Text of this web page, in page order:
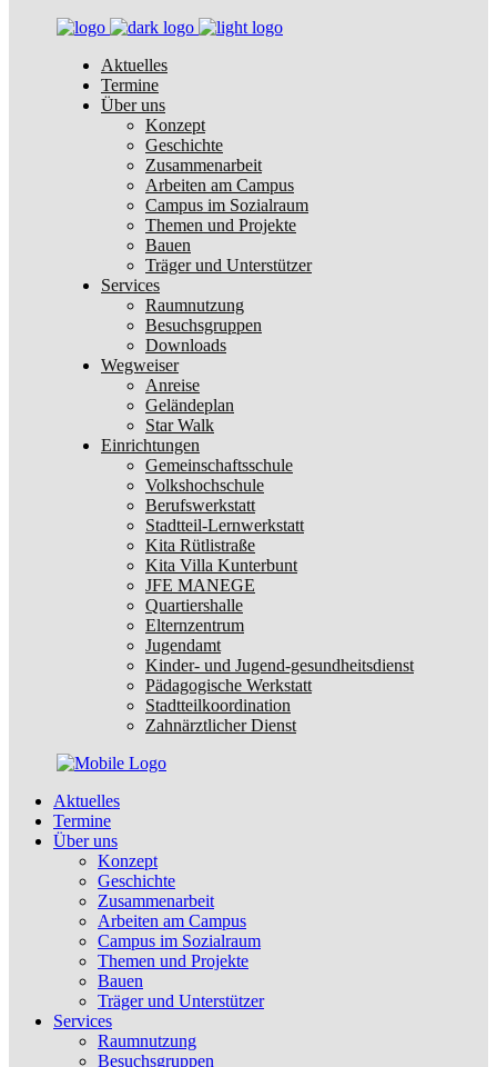
Aktuelles
Termine
Über uns
Konzept
Geschichte
Zusammenarbeit
Arbeiten am Campus
Campus im Sozialraum
Themen und Projekte
Bauen
Träger und Unterstützer
Services
Raumnutzung
Besuchsgruppen
Downloads
Wegweiser
Anreise
Geländeplan
Star Walk
Einrichtungen
Gemeinschaftsschule
Volkshochschule
Berufswerkstatt
Stadtteil-Lernwerkstatt
Kita Rütlistraße
Kita Villa Kunterbunt
JFE MANEGE
Quartiershalle
Elternzentrum
Jugendamt
Kinder- und Jugend-gesundheitsdienst
Pädagogische Werkstatt
Stadtteilkoordination
Zahnärztlicher Dienst
Aktuelles
Termine
Über uns
Konzept
Geschichte
Zusammenarbeit
Arbeiten am Campus
Campus im Sozialraum
Themen und Projekte
Bauen
Träger und Unterstützer
Services
Raumnutzung
Besuchsgruppen